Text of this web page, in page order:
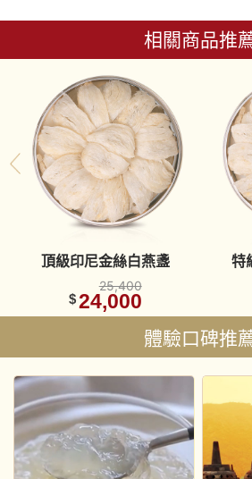
相關商品推
頂級印尼金絲白燕盞
25,400
$24,000
特
體驗口碑推